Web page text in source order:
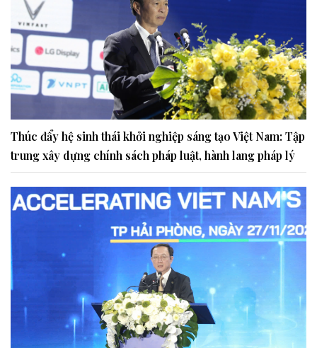
Thúc đẩy hệ sinh thái khởi nghiệp sáng tạo Việt Nam: Tập
trung xây dựng chính sách pháp luật, hành lang pháp lý